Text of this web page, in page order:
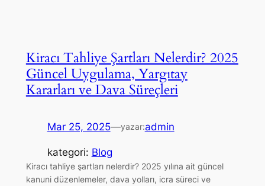
Kiracı Tahliye Şartları Nelerdir? 2025
Güncel Uygulama, Yargıtay
Kararları ve Dava Süreçleri
Mar 25, 2025—yazar:admin
kategori: Blog
Kiracı tahliye şartları nelerdir? 2025 yılına ait güncel
kanuni düzenlemeler, dava yolları, icra süreci ve